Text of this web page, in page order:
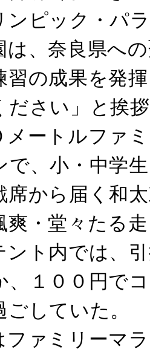
ンピック・パ
は、奈良県へ
習の成果を発
ださい」と挨
メートルファ
で、小・中学
席から届く和
爽・堂々たる
ント内では、
、１００円で
していた。
ファミリーマ